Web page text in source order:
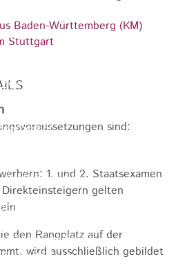
Verbandsversammlung Zweckverband
Rosenstein"
Zweckverband "Gewerbeverband
Wahlinformation
Stadtentwicklung
Online Beteiligung
Zukunfts Team
Baden-Württemberg (KM)
Stuttgart
sind:
1. und 2. Staatsexamen
gelten
den Rangplatz auf der
wird ausschließlich gebildet